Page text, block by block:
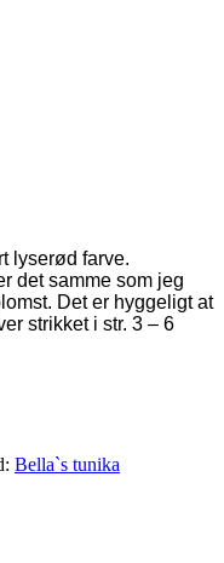
lyserød farve.
det samme som jeg
Det er hyggeligt at
strikket i str. 3 – 6
Bella`s tunika